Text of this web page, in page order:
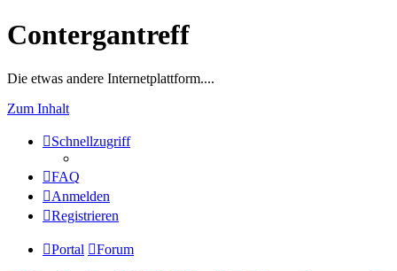
Contergantreff
Die etwas andere Internetplattform....
Zum Inhalt
Schnellzugriff
FAQ
Anmelden
Registrieren
Portal Forum